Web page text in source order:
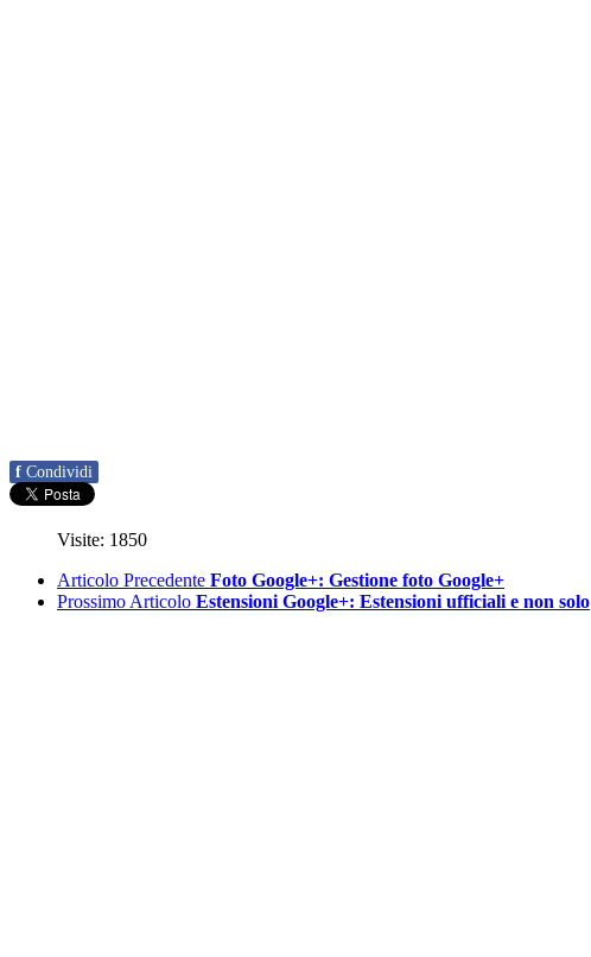
f Condividi
Visite: 1850
Articolo Precedente Foto Google+: Gestione foto Google+
Prossimo Articolo Estensioni Google+: Estensioni ufficiali e non solo